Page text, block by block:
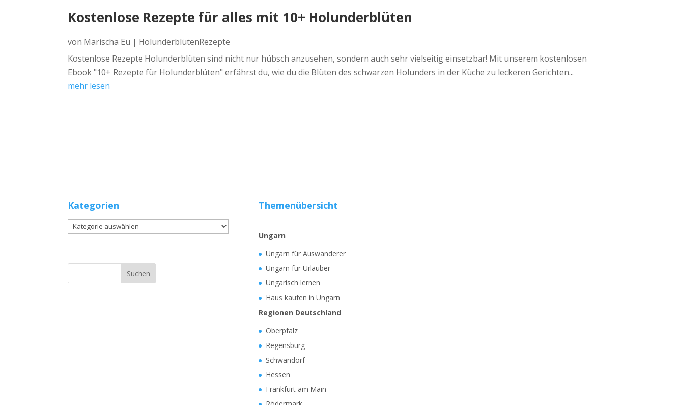
Kostenlose Rezepte für alles mit 10+ Holunderblüten
von Marischa Eu | HolunderblütenRezepte
Kostenlose Rezepte Holunderblüten sind nicht nur hübsch anzusehen, sondern auch sehr vielseitig einsetzbar! Mit unserem kostenlosen
Ebook "10+ Rezepte für Holunderblüten" erfährst du, wie du die Blüten des schwarzen Holunders in der Küche zu leckeren Gerichten...
mehr lesen
Kategorien
Kategorien
Themenübersicht
Ungarn
Ungarn für Auswanderer
Ungarn für Urlauber
Ungarisch lernen
Haus kaufen in Ungarn
Regionen Deutschland
Oberpfalz
Regensburg
Schwandorf
Hessen
Frankfurt am Main